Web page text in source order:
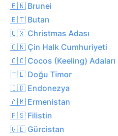
🇧🇳 Brunei
🇧🇹 Butan
🇨🇽 Christmas Adası
🇨🇳 Çin Halk Cumhuriyeti
🇨🇨 Cocos (Keeling) Adaları
🇹🇱 Doğu Timor
🇮🇩 Endonezya
🇦🇲 Ermenistan
🇵🇸 Filistin
🇬🇪 Gürcistan